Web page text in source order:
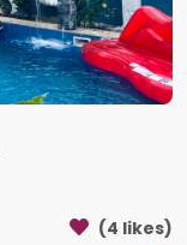
(4 likes)